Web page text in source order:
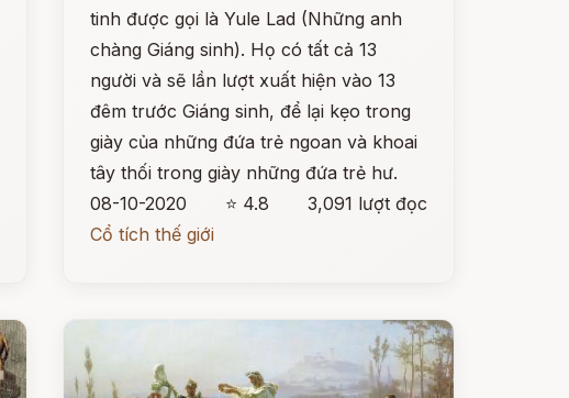
tinh được gọi là Yule Lad (Những anh
chàng Giáng sinh). Họ có tất cả 13
người và sẽ lần lượt xuất hiện vào 13
đêm trước Giáng sinh, để lại kẹo trong
giày của những đứa trẻ ngoan và khoai
tây thối trong giày những đứa trẻ hư.
08-10-2020
⭐ 4.8
3,091 lượt đọc
Cổ tích thế giới